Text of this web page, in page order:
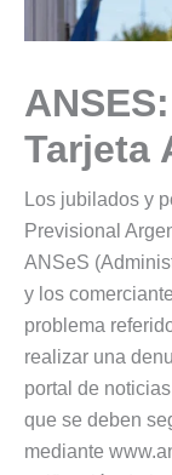
Tarjeta
Los jubilados y
Previsional
ANSeS
y los
problema
realizar una
portal de
que se deben
mediante